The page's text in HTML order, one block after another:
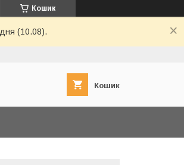
Кошик
(10.08).
Кошик